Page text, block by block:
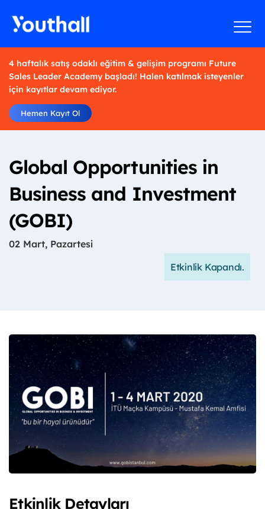
4 haftalık satış odaklı eğitim & gelişim programı Future
Sales Leader Academy başladı! Halen katılmak isteyenler
için kayıtlar devam ediyor.
Hemen Kayıt Ol
Global Opportunities in
Business and Investment
(GOBI)
02 Mart, Pazartesi
Etkinlik Kapandı.
Etkinlik Detayları